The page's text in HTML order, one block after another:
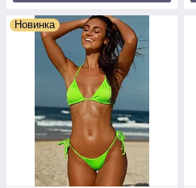
Новинка